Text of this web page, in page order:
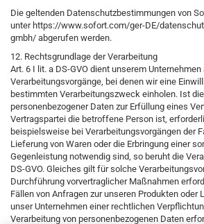
Die geltenden Datenschutzbestimmungen von
unter https://www.sofort.com/ger-DE/
gmbh/ abgerufen werden.
12. Rechtsgrundlage der Verarbeitung
Art. 6 I lit. a DS-GVO dient unserem
Verarbeitungsvorgänge, bei denen wir eine
bestimmten Verarbeitungszweck einholen. Ist
personenbezogener Daten zur Erfüllung eines
Vertragspartei die betroffene Person ist,
beispielsweise bei Verarbeitungsvorgängen der
Lieferung von Waren oder die Erbringung einer
Gegenleistung notwendig sind, so beruht die
DS-GVO. Gleiches gilt für solche
Durchführung vorvertraglicher Maßnahmen
Fällen von Anfragen zur unseren Produkten oder
unser Unternehmen einer rechtlichen
Verarbeitung von personenbezogenen Daten